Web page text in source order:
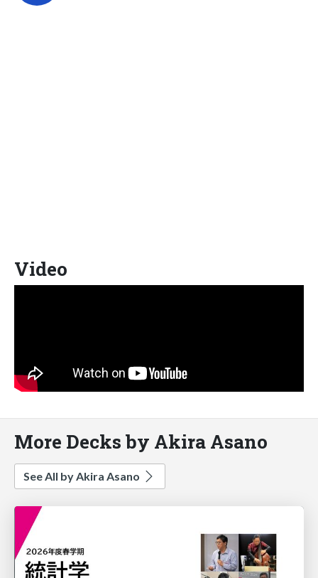
Video
More Decks by Akira Asano
See All by Akira Asano